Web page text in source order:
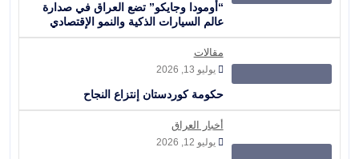
“أومودا وجايكو” تضع العراق في صدارة
عالم السيارات الذكية والنمو الإقتصادي
مقالات
يوليو 13, 2026
حكومة كوردستان إنتزاع النجاح
أخبار العراق
يوليو 12, 2026